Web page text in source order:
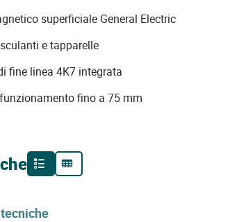
superficiale General Electric
e tapparelle
fine linea 4K7 integrata
fino a 75 mm